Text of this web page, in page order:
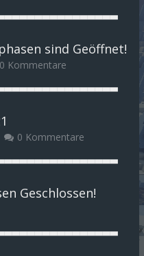
sind Geöffnet!
0 Kommentare
0 Kommentare
Geschlossen!